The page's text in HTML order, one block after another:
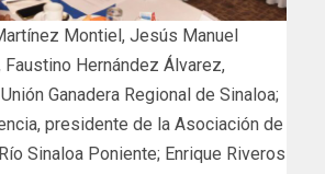
Montiel, Jesús Manuel
Faustino Hernández Álvarez,
Ganadera Regional de Sinaloa;
presidente de la Asociación de
Sinaloa Poniente; Enrique Riveros